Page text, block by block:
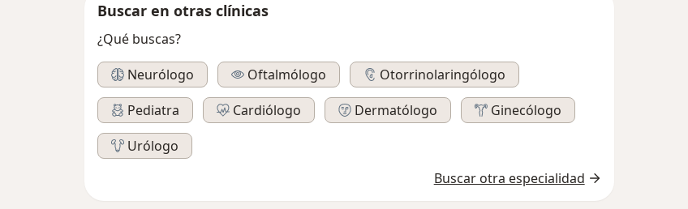
Buscar en otras clínicas
¿Qué buscas?
Neurólogo
Oftalmólogo
Otorrinolaringólogo
Pediatra
Cardiólogo Dermatólogo
Ginecólogo
Urólogo
Buscar otra especialidad